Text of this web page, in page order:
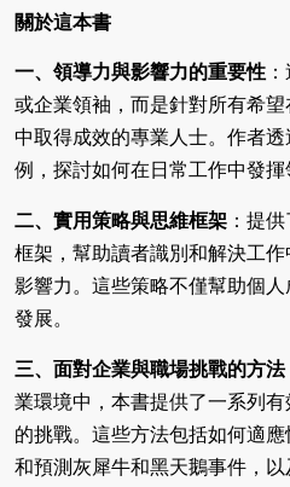
關於這本書
一、領導力與影響力的重要性
或企業領袖，而是針對所有希
中取得成效的專業人士。作者
例，探討如何在日常工作中發揮
二、實用策略與思維框架 ：提
框架，幫助讀者識別和解決工
影響力。這些策略不僅幫助個
發展。
三、面對企業與職場挑戰的方法
業環境中，本書提供了一系列
的挑戰。這些方法包括如何適
和預測灰犀牛和黑天鵝事件，